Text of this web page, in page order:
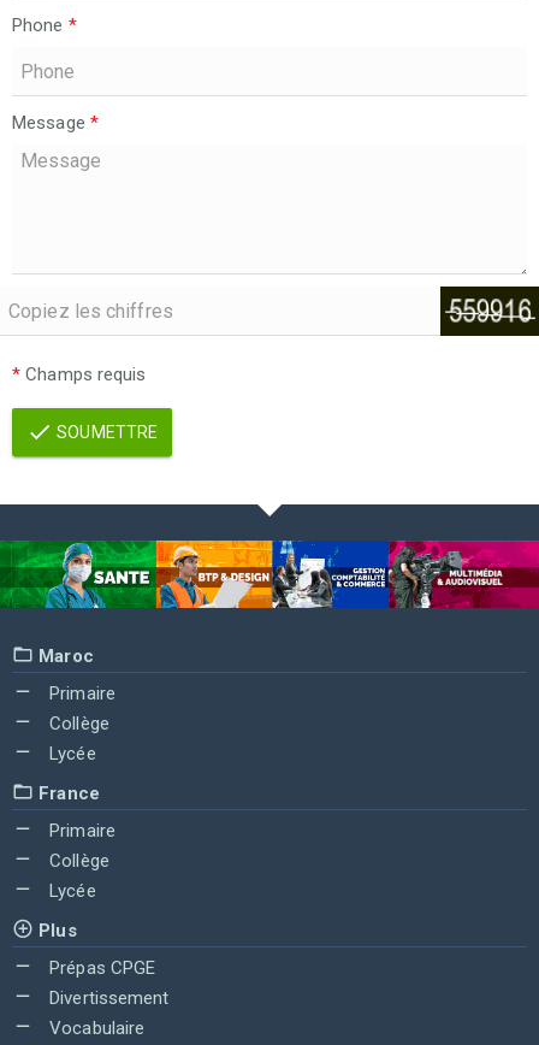
Phone *
Message *
* Champs requis
SOUMETTRE
Maroc
Primaire
Collège
Lycée
France
Primaire
Collège
Lycée
Plus
Prépas CPGE
Divertissement
Vocabulaire